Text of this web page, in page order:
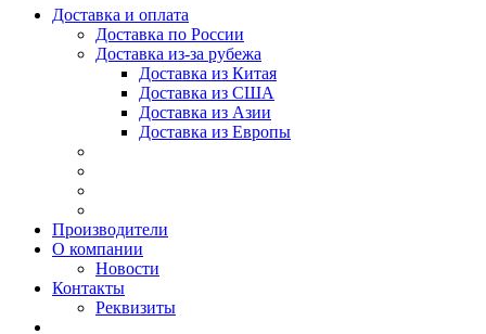
Доставка и оплата
Доставка по России
Доставка из-за рубежа
Доставка из Китая
Доставка из США
Доставка из Азии
Доставка из Европы
Производители
О компании
Новости
Контакты
Реквизиты